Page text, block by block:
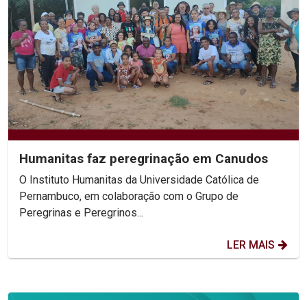
Humanitas faz peregrinação em Canudos
O Instituto Humanitas da Universidade Católica de
Pernambuco, em colaboração com o Grupo de
Peregrinas e Peregrinos...
LER MAIS